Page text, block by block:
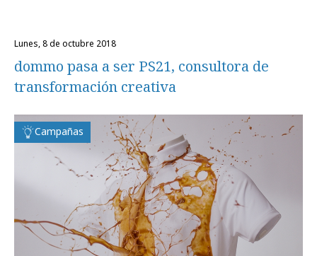
lunes, 8 de octubre 2018
dommo pasa a ser PS21, consultora de
transformación creativa
Campañas